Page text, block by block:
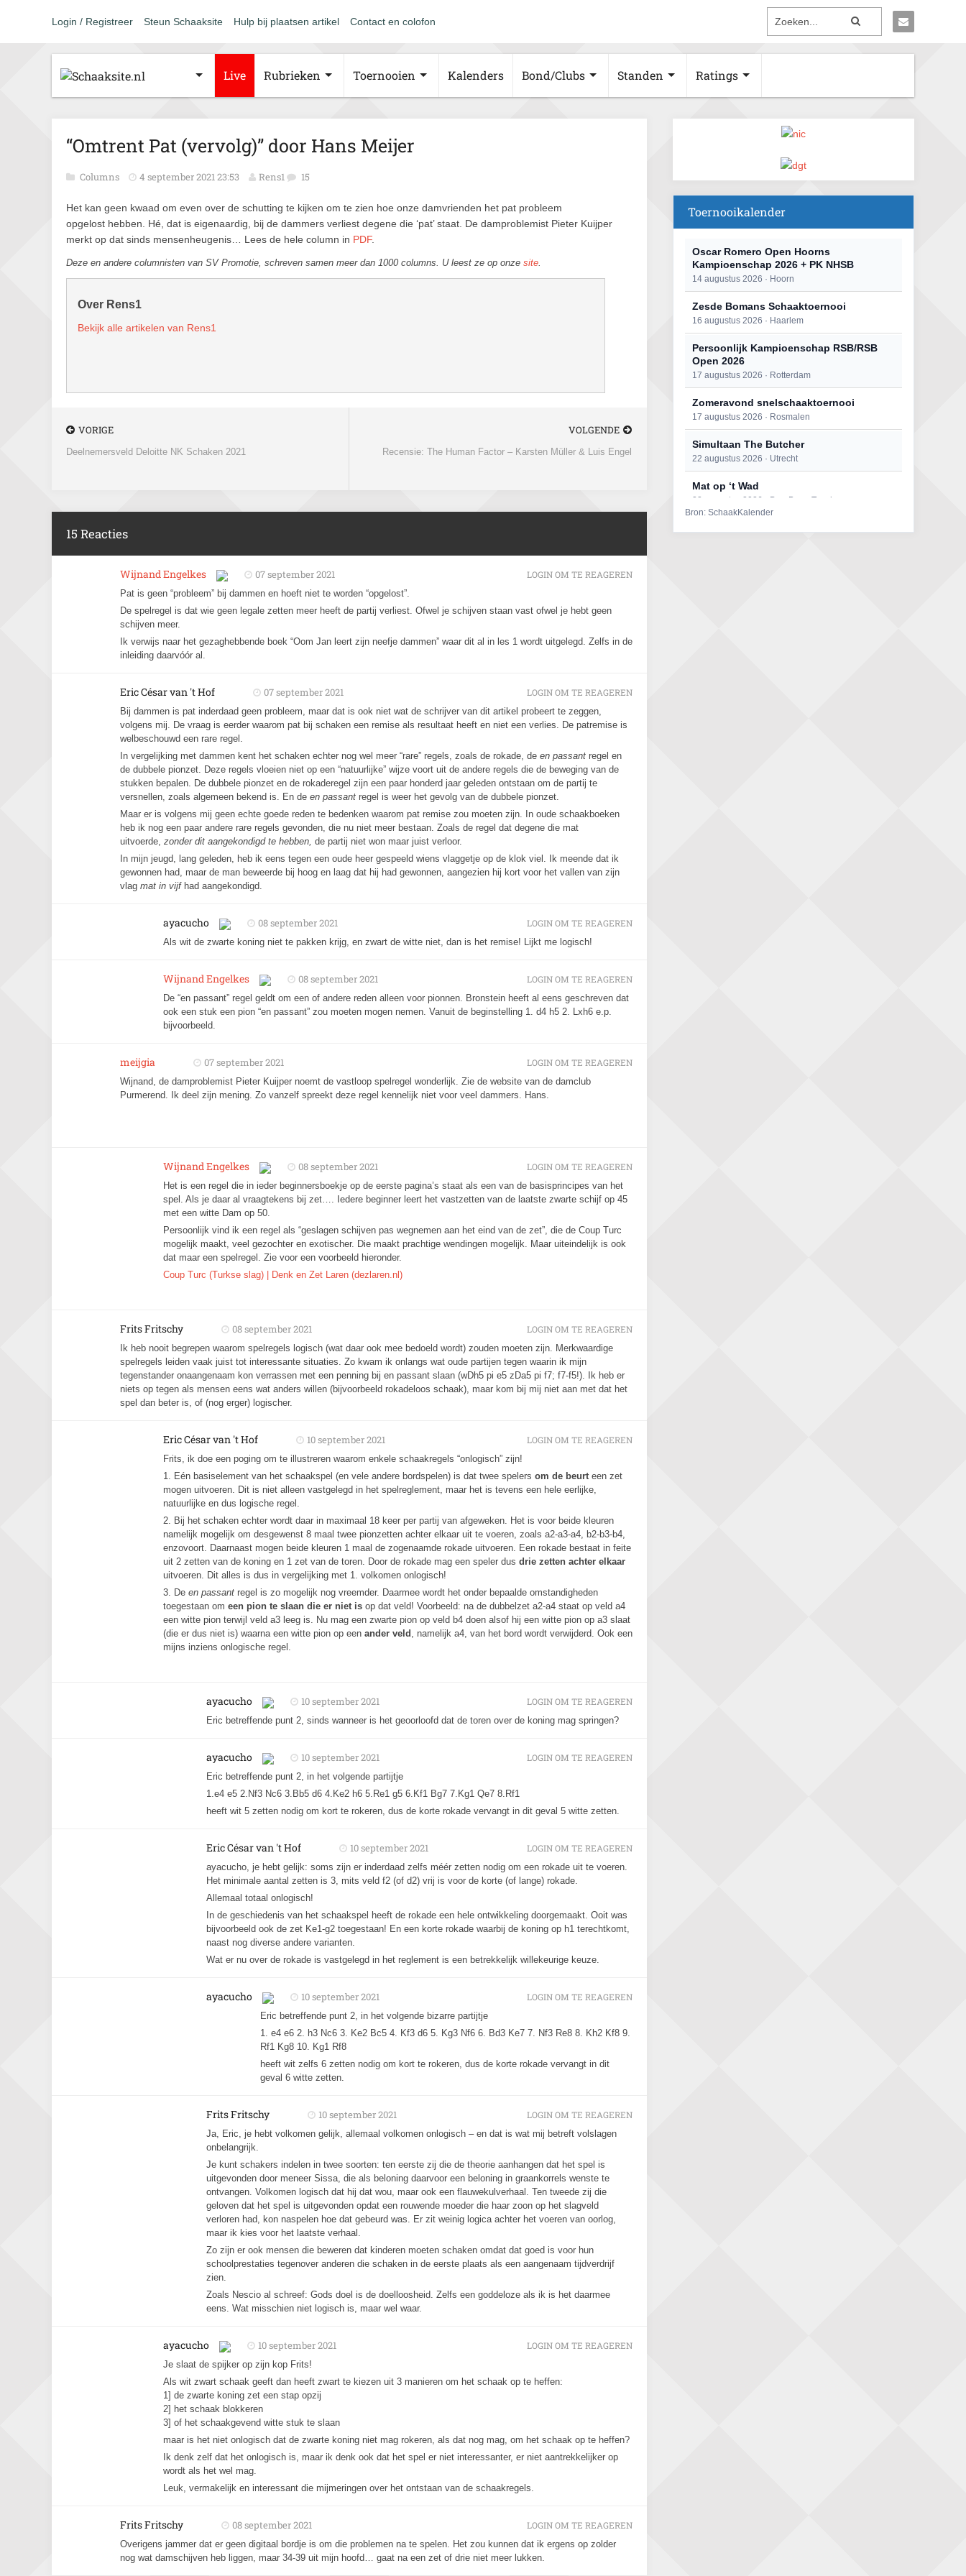
Login / Registreer Steun Schaaksite Hulp bij plaatsen artikel Contact en colofon
Live Rubrieken Toernooien Kalenders Bond/Clubs Standen Ratings
“Omtrent Pat (vervolg)” door Hans Meijer
Columns 4 september 2021 23:53 Rens1 15
Het kan geen kwaad om even over de schutting te kijken om te zien hoe onze damvrienden het pat probleem
opgelost hebben. Hé, dat is eigenaardig, bij de dammers verliest degene die ‘pat’ staat. De damproblemist Pieter Kuijper
merkt op dat sinds mensenheugenis… Lees de hele column in PDF.
Deze en andere columnisten van SV Promotie, schreven samen meer dan 1000 columns. U leest ze op onze site.
Over Rens1
Bekijk alle artikelen van Rens1
VORIGE
Deelnemersveld Deloitte NK Schaken 2021
VOLGENDE
Recensie: The Human Factor – Karsten Müller & Luis Engel
15 Reacties
Wijnand Engelkes 07 september 2021
Pat is geen “probleem” bij dammen en hoeft niet te worden “opgelost”.
De spelregel is dat wie geen legale zetten meer heeft de partij verliest. Ofwel je schijven staan vast ofwel je hebt geen
schijven meer.
Ik verwijs naar het gezaghebbende boek “Oom Jan leert zijn neefje dammen” waar dit al in les 1 wordt uitgelegd. Zelfs in de
inleiding daarvóór al.
LOGIN OM TE REAGEREN
Eric César van 't Hof 07 september 2021
Bij dammen is pat inderdaad geen probleem, maar dat is ook niet wat de schrijver van dit artikel probeert te zeggen,
volgens mij. De vraag is eerder waarom pat bij schaken een remise als resultaat heeft en niet een verlies. De patremise is
welbeschouwd een rare regel.
In vergelijking met dammen kent het schaken echter nog wel meer “rare” regels, zoals de rokade, de en passant regel en
de dubbele pionzet. Deze regels vloeien niet op een “natuurlijke” wijze voort uit de andere regels die de beweging van de
stukken bepalen. De dubbele pionzet en de rokaderegel zijn een paar honderd jaar geleden ontstaan om de partij te
versnellen, zoals algemeen bekend is. En de en passant regel is weer het gevolg van de dubbele pionzet.
Maar er is volgens mij geen echte goede reden te bedenken waarom pat remise zou moeten zijn. In oude schaakboeken
heb ik nog een paar andere rare regels gevonden, die nu niet meer bestaan. Zoals de regel dat degene die mat
uitvoerde, zonder dit aangekondigd te hebben, de partij niet won maar juist verloor.
In mijn jeugd, lang geleden, heb ik eens tegen een oude heer gespeeld wiens vlaggetje op de klok viel. Ik meende dat ik
gewonnen had, maar de man beweerde bij hoog en laag dat hij had gewonnen, aangezien hij kort voor het vallen van zijn
vlag mat in vijfhad aangekondigd.
LOGIN OM TE REAGEREN
ayacucho 08 september 2021
Als wit de zwarte koning niet te pakken krijg, en zwart de witte niet, dan is het remise! Lijkt me logisch!
LOGIN OM TE REAGEREN
Wijnand Engelkes 08 september 2021
De “en passant” regel geldt om een of andere reden alleen voor pionnen. Bronstein heeft al eens geschreven dat
ook een stuk een pion “en passant” zou moeten mogen nemen. Vanuit de beginstelling 1. d4 h5 2. Lxh6 e.p.
bijvoorbeeld.
LOGIN OM TE REAGEREN
meijgia 07 september 2021
Wijnand, de damproblemist Pieter Kuijper noemt de vastloop spelregel wonderlijk. Zie de website van de damclub
Purmerend. Ik deel zijn mening. Zo vanzelf spreekt deze regel kennelijk niet voor veel dammers. Hans.
LOGIN OM TE REAGEREN
Wijnand Engelkes 08 september 2021
Het is een regel die in ieder beginnersboekje op de eerste pagina’s staat als een van de basisprincipes van het
spel. Als je daar al vraagtekens bij zet…. Iedere beginner leert het vastzetten van de laatste zwarte schijf op 45
met een witte Dam op 50.
Persoonlijk vind ik een regel als “geslagen schijven pas wegnemen aan het eind van de zet”, die de Coup Turc
mogelijk maakt, veel gezochter en exotischer. Die maakt prachtige wendingen mogelijk. Maar uiteindelijk is ook
dat maar een spelregel. Zie voor een voorbeeld hieronder.
Coup Turc (Turkse slag) | Denk en Zet Laren (dezlaren.nl)
LOGIN OM TE REAGEREN
Frits Fritschy 08 september 2021
Ik heb nooit begrepen waarom spelregels logisch (wat daar ook mee bedoeld wordt) zouden moeten zijn. Merkwaardige
spelregels leiden vaak juist tot interessante situaties. Zo kwam ik onlangs wat oude partijen tegen waarin ik mijn
tegenstander onaangenaam kon verrassen met een penning bij en passant slaan (wDh5 pi e5 zDa5 pi f7; f7-f5!). Ik heb er
niets op tegen als mensen eens wat anders willen (bijvoorbeeld rokadeloos schaak), maar kom bij mij niet aan met dat het
spel dan beter is, of (nog erger) logischer.
LOGIN OM TE REAGEREN
Eric César van 't Hof 10 september 2021
Frits, ik doe een poging om te illustreren waarom enkele schaakregels “onlogisch” zijn!
1. Eén basiselement van het schaakspel (en vele andere bordspelen) is dat twee spelers om de beurteen zet
mogen uitvoeren. Dit is niet alleen vastgelegd in het spelreglement, maar het is tevens een hele eerlijke,
natuurlijke en dus logische regel.
2. Bij het schaken echter wordt daar in maximaal 18 keer per partij van afgeweken. Het is voor beide kleuren
namelijk mogelijk om desgewenst 8 maal twee pionzetten achter elkaar uit te voeren, zoals a2-a3-a4, b2-b3-b4,
enzovoort. Daarnaast mogen beide kleuren 1 maal de zogenaamde rokade uitvoeren. Een rokade bestaat in feite
uit 2 zetten van de koning en 1 zet van de toren. Door de rokade mag een speler dus drie zetten achter elkaar
uitvoeren. Dit alles is dus in vergelijking met 1. volkomen onlogisch!
3. De en passant regel is zo mogelijk nog vreemder. Daarmee wordt het onder bepaalde omstandigheden
toegestaan om een pion te slaan die er niet is op dat veld! Voorbeeld: na de dubbelzet a2-a4 staat op veld a4
een witte pion terwijl veld a3 leeg is. Nu mag een zwarte pion op veld b4 doen alsof hij een witte pion op a3 slaat
(die er dus niet is) waarna een witte pion op een ander veld , namelijk a4, van het bord wordt verwijderd. Ook een
mijns inziens onlogische regel.
LOGIN OM TE REAGEREN
ayacucho 10 september 2021
Eric betreffende punt 2, sinds wanneer is het geoorloofd dat de toren over de koning mag springen?
LOGIN OM TE REAGEREN
ayacucho 10 september 2021
Eric betreffende punt 2, in het volgende partijtje
1.e4 e5 2.Nf3 Nc6 3.Bb5 d6 4.Ke2 h6 5.Re1 g5 6.Kf1 Bg7 7.Kg1 Qe7 8.Rf1
heeft wit 5 zetten nodig om kort te rokeren, dus de korte rokade vervangt in dit geval 5 witte zetten.
LOGIN OM TE REAGEREN
Eric César van 't Hof 10 september 2021
ayacucho, je hebt gelijk: soms zijn er inderdaad zelfs méér zetten nodig om een rokade uit te voeren.
Het minimale aantal zetten is 3, mits veld f2 (of d2) vrij is voor de korte (of lange) rokade.
Allemaal totaal onlogisch!
In de geschiedenis van het schaakspel heeft de rokade een hele ontwikkeling doorgemaakt. Ooit was
bijvoorbeeld ook de zet Ke1-g2 toegestaan! En een korte rokade waarbij de koning op h1 terechtkomt,
naast nog diverse andere varianten.
Wat er nu over de rokade is vastgelegd in het reglement is een betrekkelijk willekeurige keuze.
LOGIN OM TE REAGEREN
ayacucho 10 september 2021
Eric betreffende punt 2, in het volgende bizarre partijtje
1. e4 e6 2. h3 Nc6 3. Ke2 Bc5 4. Kf3 d6 5. Kg3 Nf6 6. Bd3 Ke7 7. Nf3 Re8 8. Kh2 Kf8 9.
Rf1 Kg8 10. Kg1 Rf8
heeft wit zelfs 6 zetten nodig om kort te rokeren, dus de korte rokade vervangt in dit
geval 6 witte zetten.
LOGIN OM TE REAGEREN
Frits Fritschy 10 september 2021
Ja, Eric, je hebt volkomen gelijk, allemaal volkomen onlogisch – en dat is wat mij betreft volslagen
onbelangrijk.
Je kunt schakers indelen in twee soorten: ten eerste zij die de theorie aanhangen dat het spel is
uitgevonden door meneer Sissa, die als beloning daarvoor een beloning in graankorrels wenste te
ontvangen. Volkomen logisch dat hij dat wou, maar ook een flauwekulverhaal. Ten tweede zij die
geloven dat het spel is uitgevonden opdat een rouwende moeder die haar zoon op het slagveld
verloren had, kon naspelen hoe dat gebeurd was. Er zit weinig logica achter het voeren van oorlog,
maar ik kies voor het laatste verhaal.
Zo zijn er ook mensen die beweren dat kinderen moeten schaken omdat dat goed is voor hun
schoolprestaties tegenover anderen die schaken in de eerste plaats als een aangenaam tijdverdrijf
zien.
Zoals Nescio al schreef: Gods doel is de doelloosheid. Zelfs een goddeloze als ik is het daarmee
eens. Wat misschien niet logisch is, maar wel waar.
LOGIN OM TE REAGEREN
ayacucho 10 september 2021
Je slaat de spijker op zijn kop Frits!
Als wit zwart schaak geeft dan heeft zwart te kiezen uit 3 manieren om het schaak op te heffen:
1] de zwarte koning zet een stap opzij
2] het schaak blokkeren
3] of het schaakgevend witte stuk te slaan
maar is het niet onlogisch dat de zwarte koning niet mag rokeren, als dat nog mag, om het schaak op te heffen?
Ik denk zelf dat het onlogisch is, maar ik denk ook dat het spel er niet interessanter, er niet aantrekkelijker op
wordt als het wel mag.
Leuk, vermakelijk en interessant die mijmeringen over het ontstaan van de schaakregels.
LOGIN OM TE REAGEREN
Frits Fritschy 08 september 2021
Overigens jammer dat er geen digitaal bordje is om die problemen na te spelen. Het zou kunnen dat ik ergens op zolder
nog wat damschijven heb liggen, maar 34-39 uit mijn hoofd… gaat na een zet of drie niet meer lukken.
LOGIN OM TE REAGEREN
Toernooikalender
Oscar Romero Open Hoorns
Kampioenschap 2026 + PK NHSB
14 augustus 2026 · Hoorn
Zesde Bomans Schaaktoernooi
16 augustus 2026 · Haarlem
Persoonlijk Kampioenschap RSB/RSB
Open 2026
17 augustus 2026 · Rotterdam
Zomeravond snelschaaktoernooi
17 augustus 2026 · Rosmalen
Simultaan The Butcher
22 augustus 2026 · Utrecht
Mat op ‘t Wad
22 augustus 2026 · Den Burg, Texel
Bron: SchaakKalender